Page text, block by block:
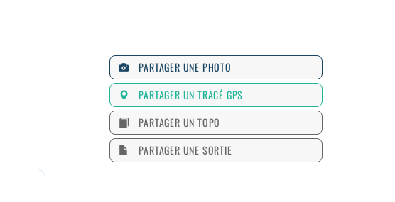
PARTAGER UNE PHOTO
PARTAGER UN TRACÉ GPS
PARTAGER UN TOPO
PARTAGER UNE SORTIE